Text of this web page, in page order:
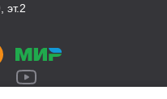
эт.2